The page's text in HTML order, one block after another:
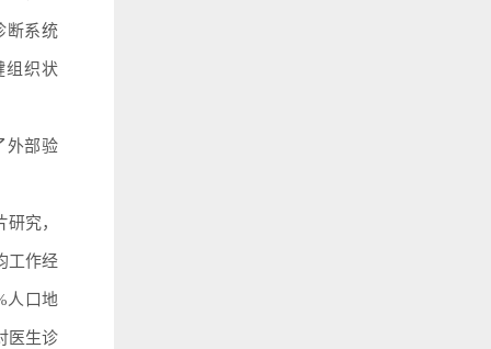
断系统
组织状
外部验
究，
工作经
人口地
医生诊